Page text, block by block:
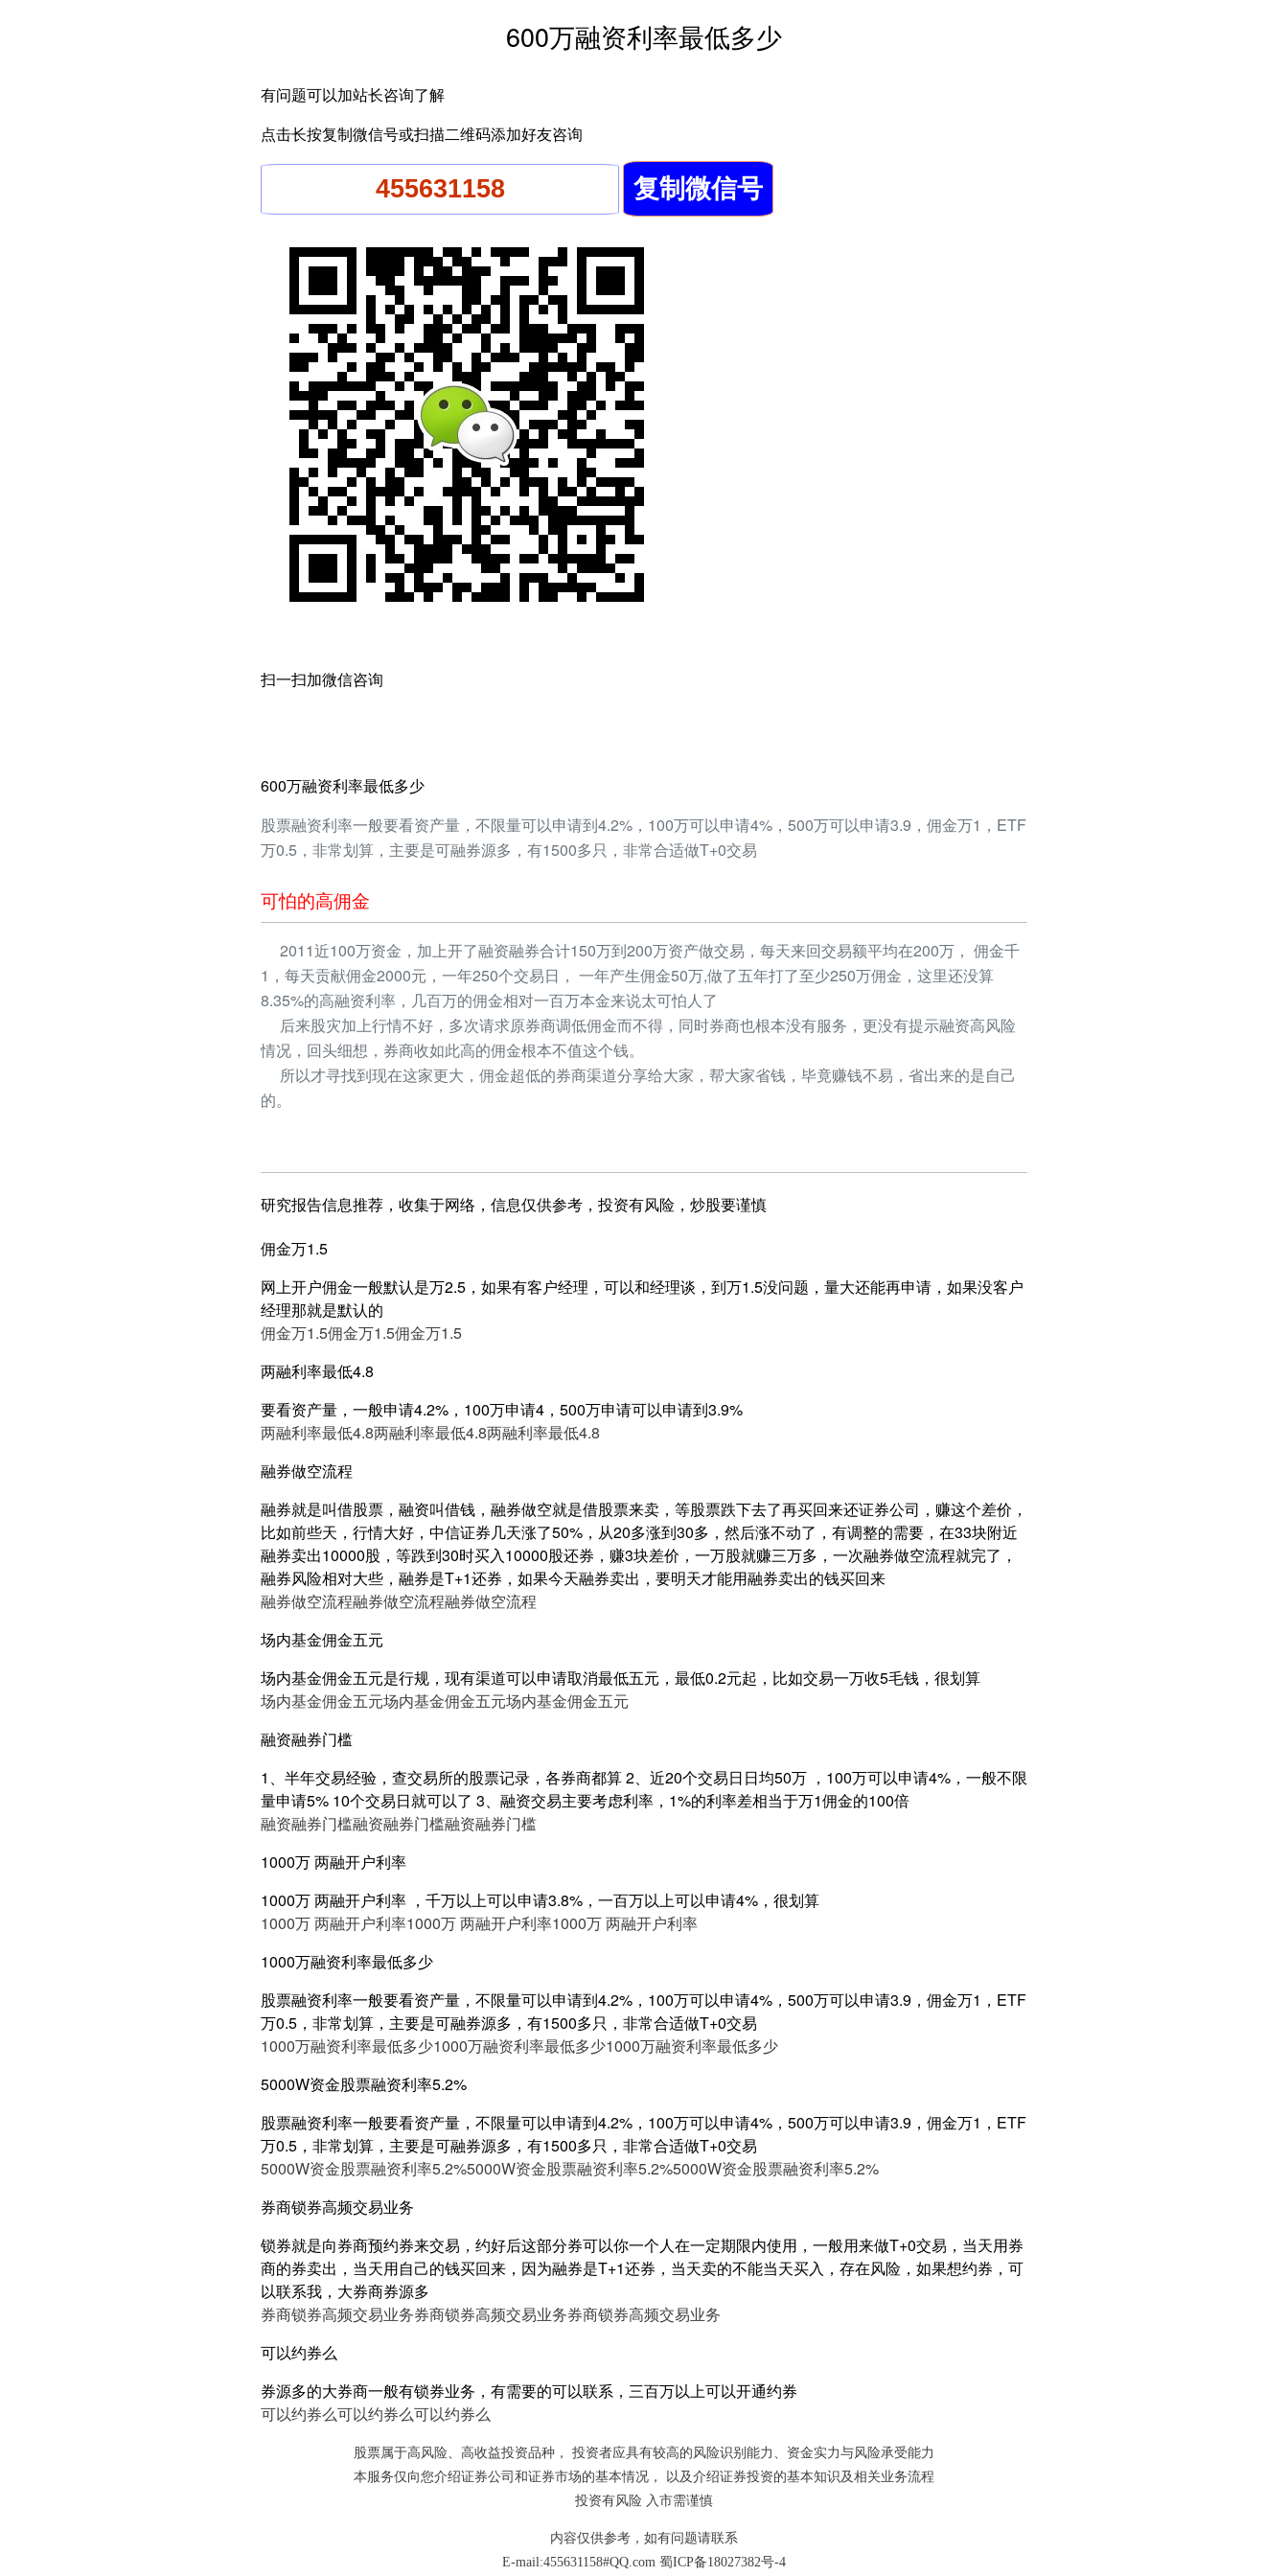
600万融资利率最低多少
有问题可以加站长咨询了解
点击长按复制微信号或扫描二维码添加好友咨询
扫一扫加微信咨询
600万融资利率最低多少
股票融资利率一般要看资产量，不限量可以申请到4.2%，100万可以申请4%，500万可以申请3.9，佣金万1，ETF
万0.5，非常划算，主要是可融券源多，有1500多只，非常合适做T+0交易
可怕的高佣金
2011近100万资金，加上开了融资融券合计150万到200万资产做交易，每天来回交易额平均在200万， 佣金千
1，每天贡献佣金2000元，一年250个交易日， 一年产生佣金50万,做了五年打了至少250万佣金，这里还没算
8.35%的高融资利率，几百万的佣金相对一百万本金来说太可怕人了
后来股灾加上行情不好，多次请求原券商调低佣金而不得，同时券商也根本没有服务，更没有提示融资高风险
情况，回头细想，券商收如此高的佣金根本不值这个钱。
所以才寻找到现在这家更大，佣金超低的券商渠道分享给大家，帮大家省钱，毕竟赚钱不易，省出来的是自己
的。
研究报告信息推荐，收集于网络，信息仅供参考，投资有风险，炒股要谨慎
佣金万1.5
网上开户佣金一般默认是万2.5，如果有客户经理，可以和经理谈，到万1.5没问题，量大还能再申请，如果没客户
经理那就是默认的
佣金万1.5佣金万1.5佣金万1.5
两融利率最低4.8
要看资产量，一般申请4.2%，100万申请4，500万申请可以申请到3.9%
两融利率最低4.8两融利率最低4.8两融利率最低4.8
融券做空流程
融券就是叫借股票，融资叫借钱，融券做空就是借股票来卖，等股票跌下去了再买回来还证券公司，赚这个差价，
比如前些天，行情大好，中信证券几天涨了50%，从20多涨到30多，然后涨不动了，有调整的需要，在33块附近
融券卖出10000股，等跌到30时买入10000股还券，赚3块差价，一万股就赚三万多，一次融券做空流程就完了，
融券风险相对大些，融券是T+1还券，如果今天融券卖出，要明天才能用融券卖出的钱买回来
融券做空流程融券做空流程融券做空流程
场内基金佣金五元
场内基金佣金五元是行规，现有渠道可以申请取消最低五元，最低0.2元起，比如交易一万收5毛钱，很划算
场内基金佣金五元场内基金佣金五元场内基金佣金五元
融资融券门槛
1、半年交易经验，查交易所的股票记录，各券商都算 2、近20个交易日日均50万 ，100万可以申请4%，一般不限
量申请5% 10个交易日就可以了 3、融资交易主要考虑利率，1%的利率差相当于万1佣金的100倍
融资融券门槛融资融券门槛融资融券门槛
1000万 两融开户利率
1000万 两融开户利率 ，千万以上可以申请3.8%，一百万以上可以申请4%，很划算
1000万 两融开户利率1000万 两融开户利率1000万 两融开户利率
1000万融资利率最低多少
股票融资利率一般要看资产量，不限量可以申请到4.2%，100万可以申请4%，500万可以申请3.9，佣金万1，ETF
万0.5，非常划算，主要是可融券源多，有1500多只，非常合适做T+0交易
1000万融资利率最低多少1000万融资利率最低多少1000万融资利率最低多少
5000W资金股票融资利率5.2%
股票融资利率一般要看资产量，不限量可以申请到4.2%，100万可以申请4%，500万可以申请3.9，佣金万1，ETF
万0.5，非常划算，主要是可融券源多，有1500多只，非常合适做T+0交易
5000W资金股票融资利率5.2%5000W资金股票融资利率5.2%5000W资金股票融资利率5.2%
券商锁券高频交易业务
锁券就是向券商预约券来交易，约好后这部分券可以你一个人在一定期限内使用，一般用来做T+0交易，当天用券
商的券卖出，当天用自己的钱买回来，因为融券是T+1还券，当天卖的不能当天买入，存在风险，如果想约券，可
以联系我，大券商券源多
券商锁券高频交易业务券商锁券高频交易业务券商锁券高频交易业务
可以约券么
券源多的大券商一般有锁券业务，有需要的可以联系，三百万以上可以开通约券
可以约券么可以约券么可以约券么
股票属于高风险、高收益投资品种， 投资者应具有较高的风险识别能力、资金实力与风险承受能力
本服务仅向您介绍证券公司和证券市场的基本情况， 以及介绍证券投资的基本知识及相关业务流程
投资有风险 入市需谨慎
内容仅供参考，如有问题请联系
E-mail:455631158#QQ.com 蜀ICP备18027382号-4